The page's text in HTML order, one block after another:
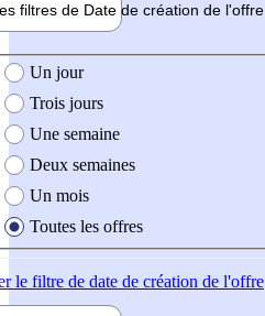
filtres de Date de création de l'offre
création de l'offre
Un jour
Trois jours
Une semaine
Deux semaines
Un mois
Toutes les offres
le filtre de date de création de l'offre